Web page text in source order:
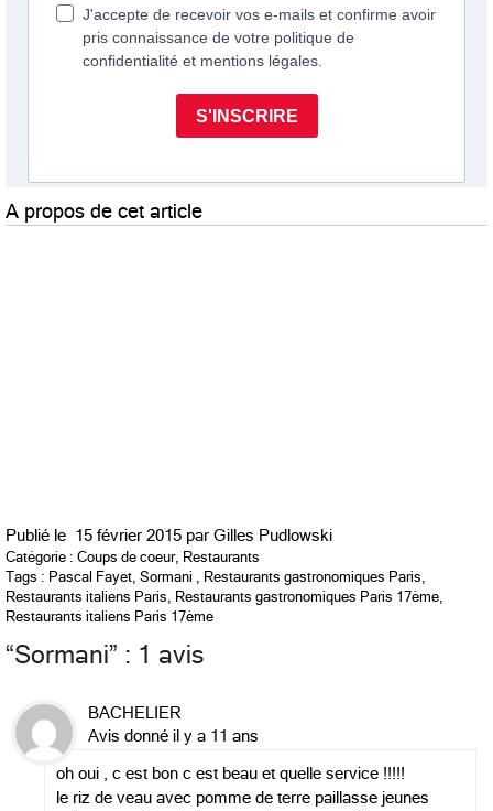
A propos de cet article
Publié le 15 février 2015 par Gilles Pudlowski
Catégorie : Coups de coeur, Restaurants
Tags : Pascal Fayet Sormani Restaurants gastronomiques Paris
Restaurants italiens Paris Restaurants gastronomiques Paris 17ème
Restaurants italiens Paris 17ème
“Sormani” : 1 avis
BACHELIER
Avis donné il y a 11 ans
oh oui , c est bon c est beau et quelle service !!!!!
le riz de veau avec pomme de terre paillasse jeunes